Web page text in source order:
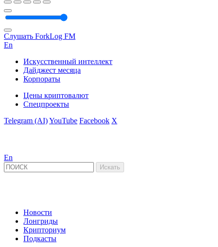
Слушать ForkLog FM
En
Искусственный интеллект
Дайджест месяца
Корпораты
Цены криптовалют
Спецпроекты
Telegram (AI)YouTube Facebook X
En
Новости
Лонгриды
Крипториум
Подкасты